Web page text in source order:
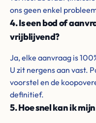
ons geen enkel
4. Is een bod of
vrijblijvend?
Ja, elke aanvraag is
U zit nergens aan vast.
voorstel en de
definitief.
5. Hoe snel kan ik